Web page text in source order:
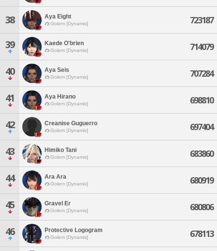
38 Aya Eight
Golem [Dynamis] 723187
39 Kaede O'brien
Golem [Dynamis] 714079
40 Aya Seis
Golem [Dynamis] 707284
41 Aya Hirano
Golem [Dynamis] 698810
42 Creanise Guguerro
Golem [Dynamis] 697404
43 Himiko Tani
Golem [Dynamis] 683860
44 Ara Ara
Golem [Dynamis] 680919
45 Gravel Er
Golem [Dynamis] 680806
46 Protective Logogram
Golem [Dynamis] 678113